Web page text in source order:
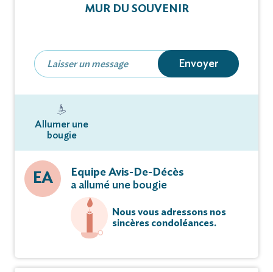
MUR DU SOUVENIR
Envoyer
Allumer une
bougie
EA
Equipe Avis-De-Décès
a allumé une bougie
Nous vous adressons nos
sincères condoléances.